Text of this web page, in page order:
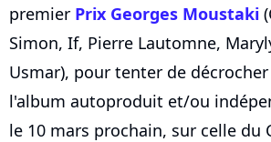
premier Prix Georges Moustaki
Simon, If, Pierre Lautomne,
Usmar), pour tenter de
l'album autoproduit et/ou
le 10 mars prochain, sur celle du